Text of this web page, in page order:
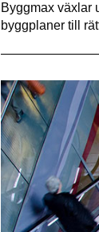
Byggmax växlar
byggplaner till